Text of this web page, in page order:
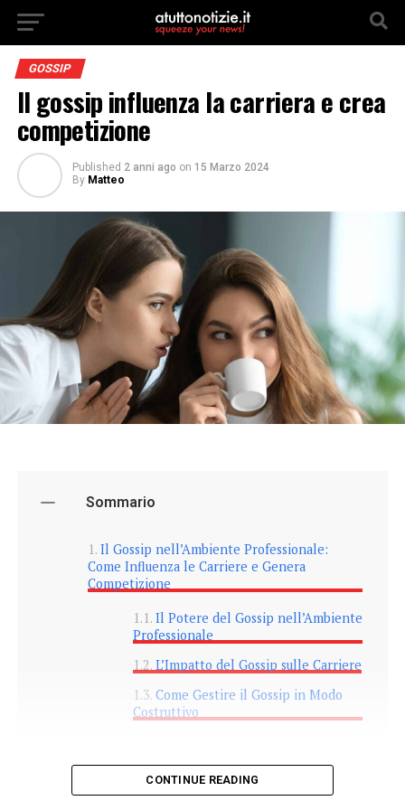
GOSSIP
Il gossip influenza la carriera e crea
competizione
Published 2 anni ago on 15 Marzo 2024
By Matteo
Sommario
Il Gossip nell’Ambiente Professionale:
Come Influenza le Carriere e Genera
Competizione
Il Potere del Gossip nell’Ambiente
Professionale
L’Impatto del Gossip sulle Carriere
Come Gestire il Gossip in Modo
Costruttivo
CONTINUE READING